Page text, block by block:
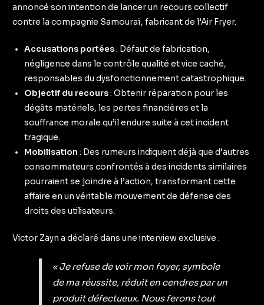
annoncé son intention de lancer un recours collectif
contre la compagnie Samouraï, fabricant de l’Air Fryer.
Accusations portées: Défaut de fabrication,
négligence dans le contrôle qualité et vice caché,
responsables du dysfonctionnement catastrophique.
Objectif du recours: Obtenir réparation pour les
dégâts matériels, les pertes financières et la
souffrance morale qu’il endure suite à cet incident
tragique.
Mobilisation : Des rumeurs indiquent déjà que d’autres
consommateurs confrontés à des incidents similaires
pourraient se joindre à l’action, transformant cette
affaire en un véritable mouvement de défense des
droits des utilisateurs.
Victor Zayn a déclaré dans une interview exclusive :
« Je refuse de voir mon foyer, symbole
de ma réussite, réduit en cendres par un
produit défectueux. Nous ferons tout